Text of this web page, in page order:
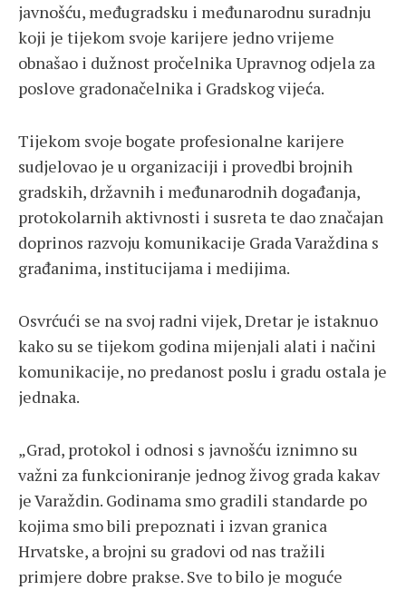
javnošću, međugradsku i međunarodnu suradnju
koji je tijekom svoje karijere jedno vrijeme
obnašao i dužnost pročelnika Upravnog odjela za
poslove gradonačelnika i Gradskog vijeća.
Tijekom svoje bogate profesionalne karijere
sudjelovao je u organizaciji i provedbi brojnih
gradskih, državnih i međunarodnih događanja,
protokolarnih aktivnosti i susreta te dao značajan
doprinos razvoju komunikacije Grada Varaždina s
građanima, institucijama i medijima.
Osvrćući se na svoj radni vijek, Dretar je istaknuo
kako su se tijekom godina mijenjali alati i načini
komunikacije, no predanost poslu i gradu ostala je
jednaka.
„Grad, protokol i odnosi s javnošću iznimno su
važni za funkcioniranje jednog živog grada kakav
je Varaždin. Godinama smo gradili standarde po
kojima smo bili prepoznati i izvan granica
Hrvatske, a brojni su gradovi od nas tražili
primjere dobre prakse. Sve to bilo je moguće